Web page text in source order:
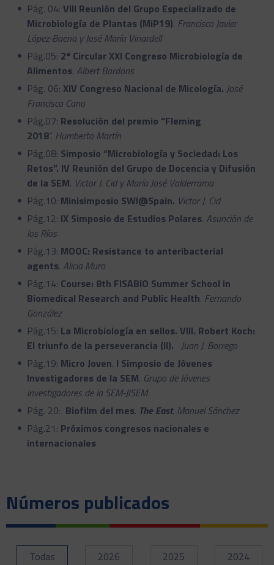
Pág. 04: VIII Reunión del Grupo Especializado de
Microbiología de Plantas (MiP19). Francisco Javier
López-Baena y José María Vinardell
Pág.05: 2ª Circular XXI Congreso Microbiología de
Alimentos. Albert Bordons
Pág. 06: XIV Congreso Nacional de Micología. José
Francisco Cano
Pág.07: Resolución del premio “Fleming
2018”. Humberto Martín
Pág.08: Simposio “Microbiología y Sociedad: Los
Retos”. IV Reunión del Grupo de Docencia y Difusión
de la SEM. Victor J. Cid y María José Valderrama
Pág.10: Minisimposio SWI@Spain. Victor J. Cid
Pág.12: IX Simposio de Estudios Polares. Asunción de
los Ríos
Pág.13: MOOC: Resistance to anteribacterial
agents. Alicia Muro
Pág.14: Course: 8th FISABIO Summer School in
Biomedical Research and Public Health. Fernando
González
Pág.15: La Microbiología en sellos. VIII. Robert Koch:
El triunfo de la perseverancia (II). Juan J. Borrego
Pág.19: Micro Joven. I Simposio de Jóvenes
Investigadores de la SEM. Grupo de Jóvenes
investigadores de la SEM-JISEM
Pág. 20: Biofilm del mes. The East. Manuel Sánchez
Pág.21: Próximos congresos nacionales e
internacionales
Números publicados
Todas 2026 2025
2024